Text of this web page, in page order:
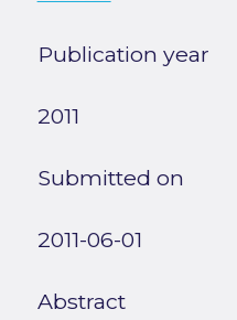
Publication year
2011
Submitted on
2011-06-01
Abstract